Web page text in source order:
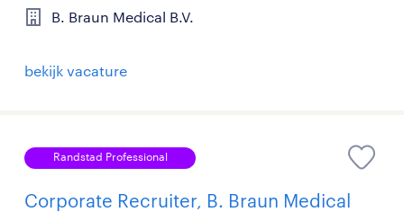
B. Braun Medical B.V.
bekijk vacature
Randstad Professional
Corporate Recruiter, B. Braun Medical